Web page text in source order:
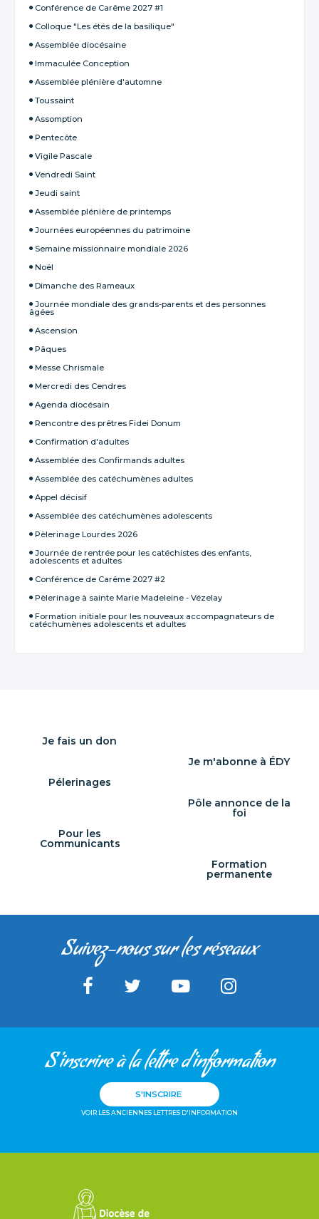
Conférence de Carême 2027 #1
Colloque "Les étés de la basilique"
Assemblée diocésaine
Immaculée Conception
Assemblée plénière d'automne
Toussaint
Assomption
Pentecôte
Vigile Pascale
Vendredi Saint
Jeudi saint
Assemblée plénière de printemps
Journées européennes du patrimoine
Semaine missionnaire mondiale 2026
Noël
Dimanche des Rameaux
Journée mondiale des grands-parents et des personnes
âgées
Ascension
Pâques
Messe Chrismale
Mercredi des Cendres
Agenda diocésain
Rencontre des prêtres Fidei Donum
Confirmation d'adultes
Assemblée des Confirmands adultes
Assemblée des catéchumènes adultes
Appel décisif
Assemblée des catéchumènes adolescents
Pèlerinage Lourdes 2026
Journée de rentrée pour les catéchistes des enfants,
adolescents et adultes
Conférence de Carême 2027 #2
Pèlerinage à sainte Marie Madeleine - Vézelay
Formation initiale pour les nouveaux accompagnateurs de
catéchumènes adolescents et adultes
Je fais un don
Je m'abonne à ÉDY
Pélerinages
Pôle annonce de la
foi
Pour les
Communicants
Formation
permanente
Suivez-nous sur les réseaux
S'inscrire à la lettre d'information
S'INSCRIRE
VOIR LES ANCIENNES LETTRES D'INFORMATION